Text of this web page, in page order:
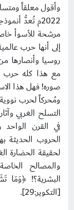
وأقول معلقاً
2022م تُعدُّ
مرشحة للأسوأ
إلى أنها حرب
روسيا وأنصارها
مع هذا كله حرب
صوره! فهل هذا
ومُحركاً لحرب
التسلح الغربي
في القرن
الحروب الحديثة
لحقيقة الحضارة
والمصالح
البشرية؟! ﴿وَمَا
[التكوير:29].